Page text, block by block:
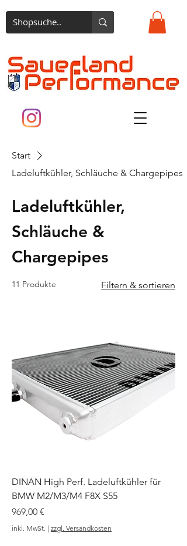
Start
Ladeluftkühler, Schläuche & Chargepipes
Ladeluftkühler,
Schläuche &
Chargepipes
11 Produkte Filtern & sortieren
DINAN High Perf. Ladeluftkühler für
BMW M2/M3/M4 F8X S55
Preis
969,00 €
inkl. MwSt. | zzgl. Versandkosten